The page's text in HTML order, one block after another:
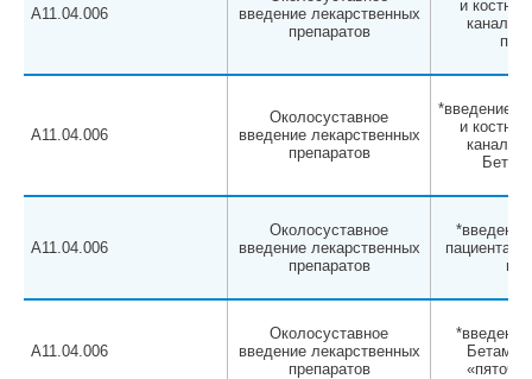
A11.04.006
введение лекарственных
препаратов
и
каналы
A11.04.006
Околосуставное
введение лекарственных
препаратов
*введение в
и
каналы
A11.04.006
Околосуставное
введение лекарственных
препаратов
пациента
A11.04.006
Околосуставное
введение лекарственных
препаратов